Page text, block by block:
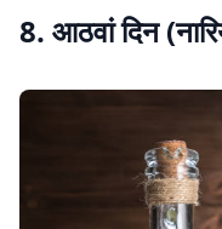
8. आठवां दिन